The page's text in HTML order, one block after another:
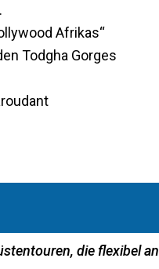
Afrikas“
Todgha Gorges
die flexibel an